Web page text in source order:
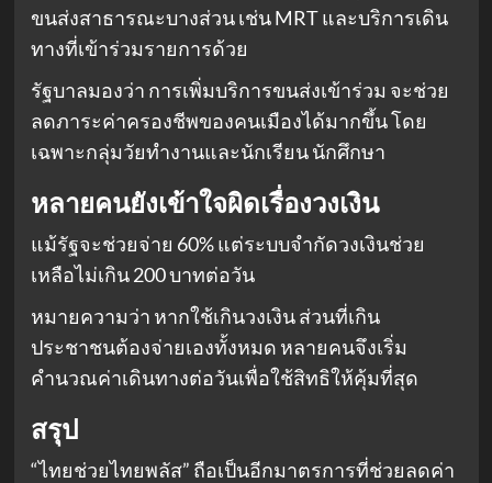
ขนส่งสาธารณะบางส่วน เช่น MRT และบริการเดิน
ทางที่เข้าร่วมรายการด้วย
รัฐบาลมองว่า การเพิ่มบริการขนส่งเข้าร่วม จะช่วย
ลดภาระค่าครองชีพของคนเมืองได้มากขึ้น โดย
เฉพาะกลุ่มวัยทำงานและนักเรียน นักศึกษา
หลายคนยังเข้าใจผิดเรื่องวงเงิน
แม้รัฐจะช่วยจ่าย 60% แต่ระบบจำกัดวงเงินช่วย
เหลือไม่เกิน 200 บาทต่อวัน
หมายความว่า หากใช้เกินวงเงิน ส่วนที่เกิน
ประชาชนต้องจ่ายเองทั้งหมด หลายคนจึงเริ่ม
คำนวณค่าเดินทางต่อวันเพื่อใช้สิทธิให้คุ้มที่สุด
สรุป
“ไทยช่วยไทยพลัส” ถือเป็นอีกมาตรการที่ช่วยลดค่า